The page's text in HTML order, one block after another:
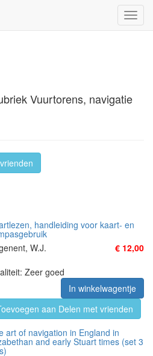
Vuurtorens, navigatie
handleiding voor kaart- en
W.J.
€ 12,00
Zeer goed
In winkelwagentje
aan Delen met vrienden
art of navigation in England in
and early Stuart times (set 3